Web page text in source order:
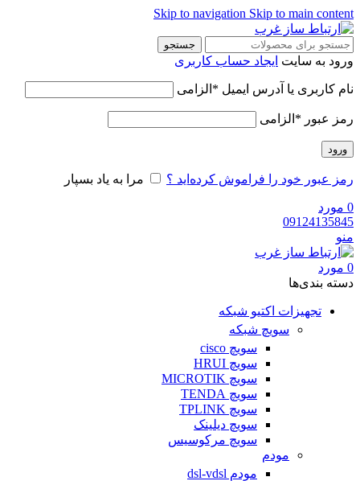
Skip to navigation Skip to main content
جستجو
ورود به سایت ایجاد حساب کاربری
نام کاربری یا آدرس ایمیل * الزامی
رمز عبور * الزامی
ورود
رمز عبور خود را فراموش کرده‌اید ؟ مرا به یاد بسپار
0 مورد
09124135845
منو
0 مورد
دسته‌ بندی‌ها
تجهیزات اکتیو شبکه
سویچ شبکه
سویچ cisco
سویچ HRUI
سویچ MICROTIK
سویچ TENDA
سویچ TPLINK
سویچ دیلینک
سویچ مرکوسیس
مودم
مودم dsl-vdsl